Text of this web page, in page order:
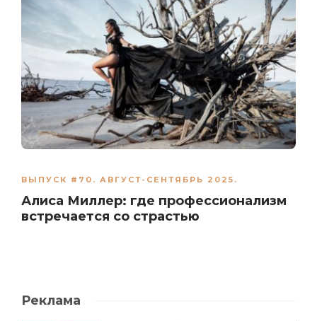
ВЫПУСК #70. АВГУСТ-СЕНТЯБРЬ 2025.
Алиса Миллер: где профессионализм
встречается со страстью
Реклама